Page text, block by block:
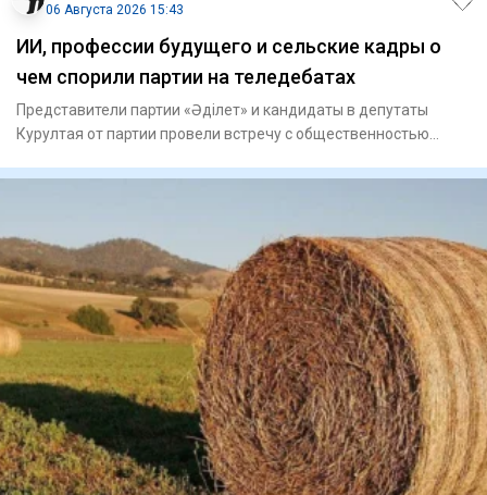
06 Августа 2026 15:43
ИИ, профессии будущего и сельские кадры о
чем спорили партии на теледебатах
Представители партии «Әділет» и кандидаты в депутаты
Курултая от партии провели встречу с общественностью